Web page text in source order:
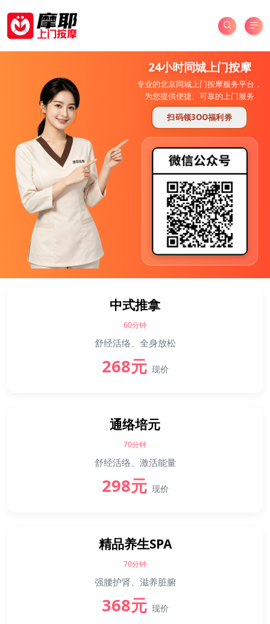
24小时同城上门按摩
专业的北京同城上门按摩服务平台，
为您提供便捷、可靠的上门服务
扫码领3OO福利券
中式推拿
60分钟
舒经活络、全身放松
268元 现价
通络培元
70分钟
舒经活络、激活能量
298元 现价
精品养生SPA
70分钟
强腰护肾、滋养脏腑
368元 现价